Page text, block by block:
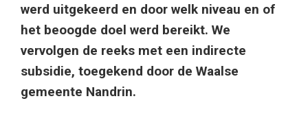
werd uitgekeerd en door welk niveau en of
het beoogde doel werd bereikt. We
vervolgen de reeks met een indirecte
subsidie, toegekend door de Waalse
gemeente Nandrin.